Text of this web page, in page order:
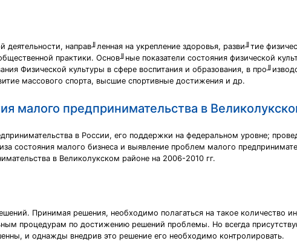
направ╜ленная на укрепление здоровья, разви╜тие
практики. Основ╜ные показатели состояния физической
Физической культуры в сфере воспитания и образования, в
массового спорта, высшие спортивные достижения и др.
малого предпринимательства в
в России, его поддержки на федеральном уровне;
состояния малого бизнеса и выявление проблем малого
в Великолукском районе на 2006-2010 гг.
Принимая решения, необходимо полагаться на такое количество
процедурам по достижению решений проблемы. Но всегда
и однажды внедрив это решение его необходимо контролировать.